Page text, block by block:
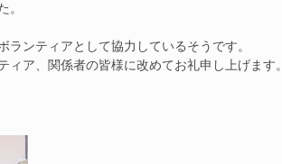
。
ンティアとして協力しているそうです。
ア、関係者の皆様に改めてお礼申し上げます。